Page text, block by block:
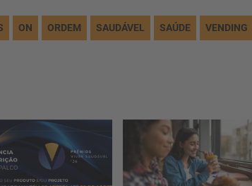
ON ORDEM SAUDÁVEL SAÚDE VENDING